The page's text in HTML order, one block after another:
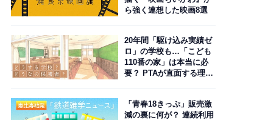
ら強く連想した映画8選
20年間「駆け込み実績ゼ
ロ」の学校も…「こども
110番の家」は本当に必
要？ PTAが直面する理想
「青春18きっぷ」販売激
減の裏に何が？ 連続利用